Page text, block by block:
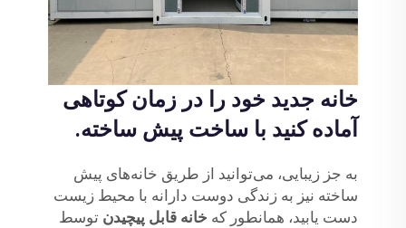
خانه جدید خود را در زمان کوتاهی
آماده کنید با ساخت پیش ساخته.
به جز زیبایی، می‌توانید از طریق خانه‌های پیش
ساخته نیز به زندگی دوست دارانه با محیط زیست
دست یابید، همانطور که خانه قابل پیچیدن توسط